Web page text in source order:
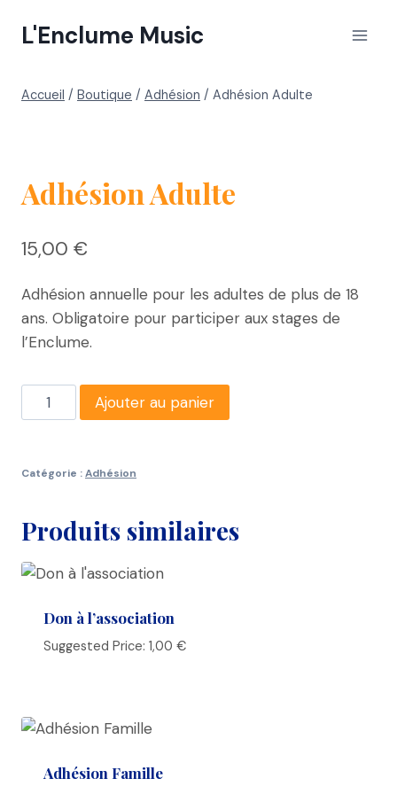
L'Enclume Music
Accueil / Boutique / Adhésion / Adhésion Adulte
Adhésion Adulte
15,00 €
Adhésion annuelle pour les adultes de plus de 18
ans. Obligatoire pour participer aux stages de
l’Enclume.
quantité
de
Adulte
Ajouter au panier
Catégorie :Adhésion
Produits similaires
Don à l’association
Suggested Price: 1,00 €
Adhésion Famille